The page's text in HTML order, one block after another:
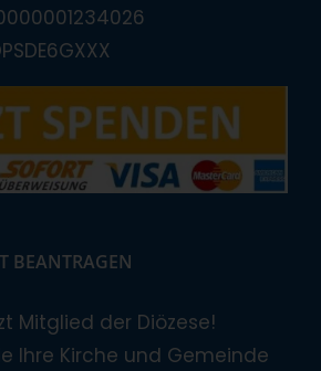
BEANTRAGEN
Mitglied der Diözese!
Ihre Kirche und Gemeinde